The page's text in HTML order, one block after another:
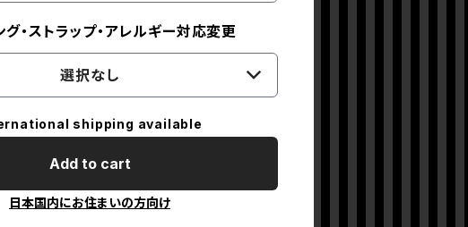
グ・ストラップ・アレルギー対応変更
選択なし
shipping available
Add to cart
日本国内にお住まいの方向け